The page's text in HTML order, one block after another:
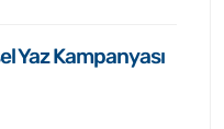
Yaz Kampanyası